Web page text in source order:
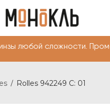
/ Rolles 942249 C: 01